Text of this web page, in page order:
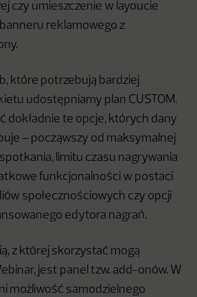
czy umieszczenie w layoucie
reklamowego z
które potrzebują bardziej
udostępniamy plan CUSTOM.
dokładnie te opcje, których dany
– począwszy od maksymalnej
limitu czasu nagrywania
funkcjonalności w postaci
społecznościowych czy opcji
edytora nagrań.
z której skorzystać mogą
jest panel tzw. add-onów. W
możliwość samodzielnego